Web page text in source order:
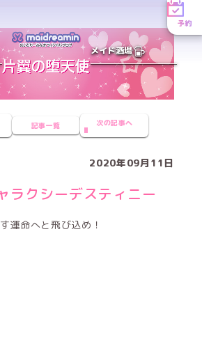
予約
メイド酒場
記事一覧 次の記事へ
2020年09月11日
クシーデスティニー
運命へと飛び込め！